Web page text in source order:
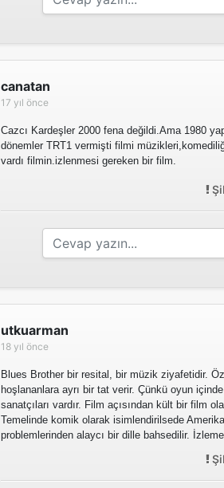
canatan
17 yıl önce
Cazcı Kardeşler 2000 fena değildi.Ama 1980
dönemler TRT1 vermişti filmi
vardı filmin.izlenmesi gereken bir film.
utkuarman
18 yıl önce
Blues Brother bir resital, bir müzik ziyafetidir.
hoşlananlara ayrı bir tat verir. Çünkü oyun
sanatçıları vardır. Film açısından kült bir film
Temelinde komik olarak isimlendirilsede
problemlerinden alaycı bir dille bahsedilir.